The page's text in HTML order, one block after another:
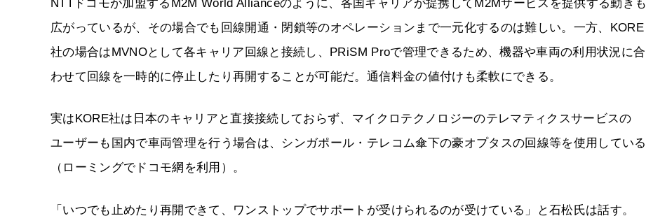
NTTドコモが加盟するM2M World Allianceのように、各国キャリアが提携してM2Mサービスを提供する動きも
広がっているが、その場合でも回線開通・閉鎖等のオペレーションまで一元化するのは難しい。一方、KORE
社の場合はMVNOとして各キャリア回線と接続し、PRiSM Proで管理できるため、機器や車両の利用状況に合
わせて回線を一時的に停止したり再開することが可能だ。通信料金の値付けも柔軟にできる。
実はKORE社は日本のキャリアと直接接続しておらず、マイクロテクノロジーのテレマティクスサービスの
ユーザーも国内で車両管理を行う場合は、シンガポール・テレコム傘下の豪オプタスの回線等を使用している
（ローミングでドコモ網を利用）。
「いつでも止めたり再開できて、ワンストップでサポートが受けられるのが受けている」と石松氏は話す。